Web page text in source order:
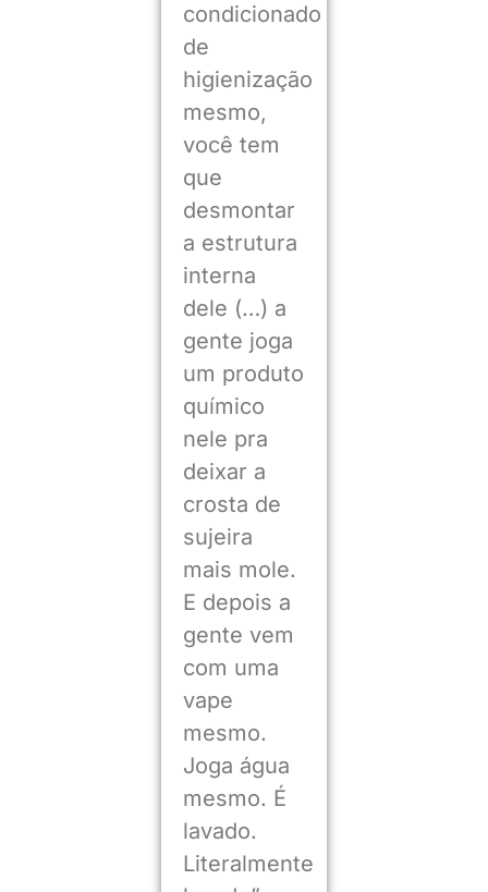
condicionado
de
higienização
mesmo,
você tem
que
desmontar
a estrutura
interna
dele (…) a
gente joga
um produto
químico
nele pra
deixar a
crosta de
sujeira
mais mole.
E depois a
gente vem
com uma
vape
mesmo.
Joga água
mesmo. É
lavado.
Literalmente